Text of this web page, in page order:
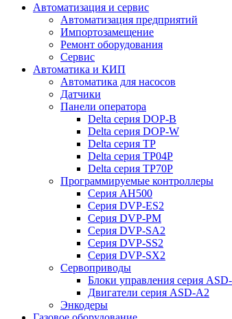
Автоматизация и сервис
Автоматизация предприятий
Импортозамещение
Ремонт оборудования
Сервис
Автоматика и КИП
Автоматика для насосов
Датчики
Панели оператора
Delta серия DOP-B
Delta серия DOP-W
Delta серия TP
Delta серия TP04P
Delta серия TP70P
Программируемые контроллеры
Серия AH500
Серия DVP-ES2
Серия DVP-PM
Серия DVP-SA2
Серия DVP-SS2
Серия DVP-SX2
Сервоприводы
Блоки управления серия
Двигатели серия ASD-A2
Энкодеры